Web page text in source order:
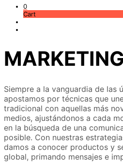
0
Cart
Siempre a la vanguardia de las
apostamos por técnicas que
tradicional con aquellas más
medios, ajustándonos a cada
en la búsqueda de una
posible. Con nuestras
damos a conocer productos y
global, primando mensajes e